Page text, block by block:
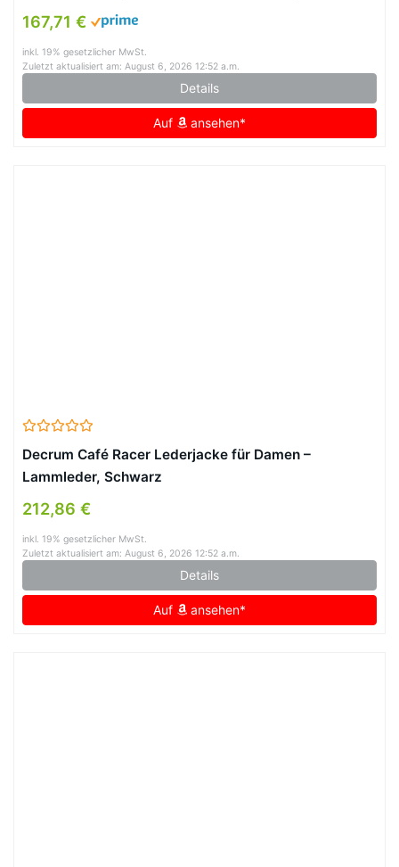
Brown, L
167,71 €
inkl. 19% gesetzlicher MwSt.
Zuletzt aktualisiert am: August 6, 2026 12:52 a.m.
Details
Auf ansehen*
Decrum Café Racer Lederjacke für Damen –
Lammleder, Schwarz
212,86 €
inkl. 19% gesetzlicher MwSt.
Zuletzt aktualisiert am: August 6, 2026 12:52 a.m.
Details
Auf ansehen*